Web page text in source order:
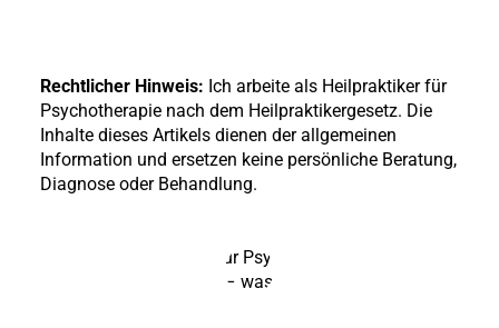
Rechtlicher Hinweis: Ich arbeite als Heilpraktiker für
Psychotherapie nach dem Heilpraktikergesetz. Die
Inhalte dieses Artikels dienen der allgemeinen
Information und ersetzen keine persönliche Beratung,
Diagnose oder Behandlung.